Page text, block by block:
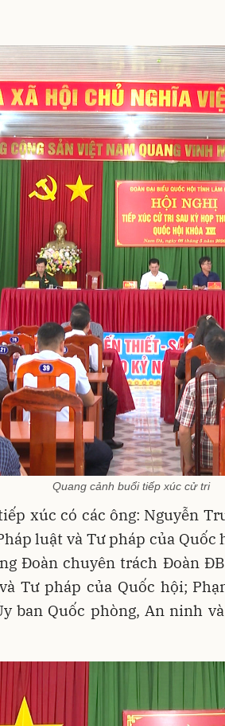
Quang cảnh buổi tiếp xúc cử tri
xúc có các ông: Nguyễn
luật và Tư pháp của Quốc
Đoàn chuyên trách Đoàn
Tư pháp của Quốc hội;
ban Quốc phòng, An ninh